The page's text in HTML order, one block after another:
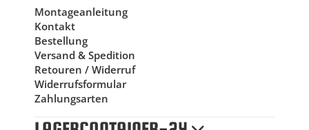
Montageanleitung
Kontakt
Bestellung
Versand & Spedition
Retouren / Widerruf
Widerrufsformular
Zahlungsarten